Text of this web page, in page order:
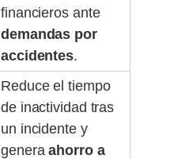
financieros ante
demandas por
accidentes.
Reduce el tiempo
de inactividad tras
un incidente y
generaahorro a